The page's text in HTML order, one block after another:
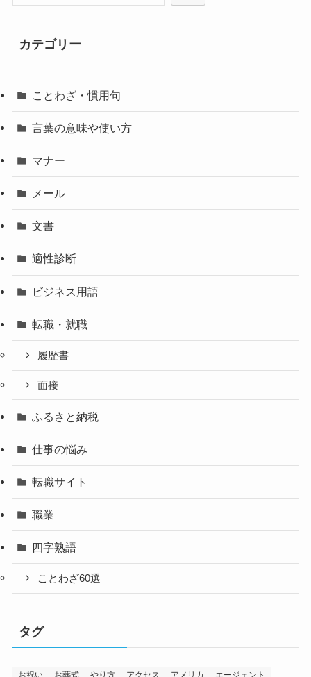
カテゴリー
ことわざ・慣用句
言葉の意味や使い方
マナー
メール
文書
適性診断
ビジネス用語
転職・就職
履歴書
面接
ふるさと納税
仕事の悩み
転職サイト
職業
四字熟語
ことわざ60選
タグ
お祝い お葬式 やり方 アクセス アメリカ エージェント